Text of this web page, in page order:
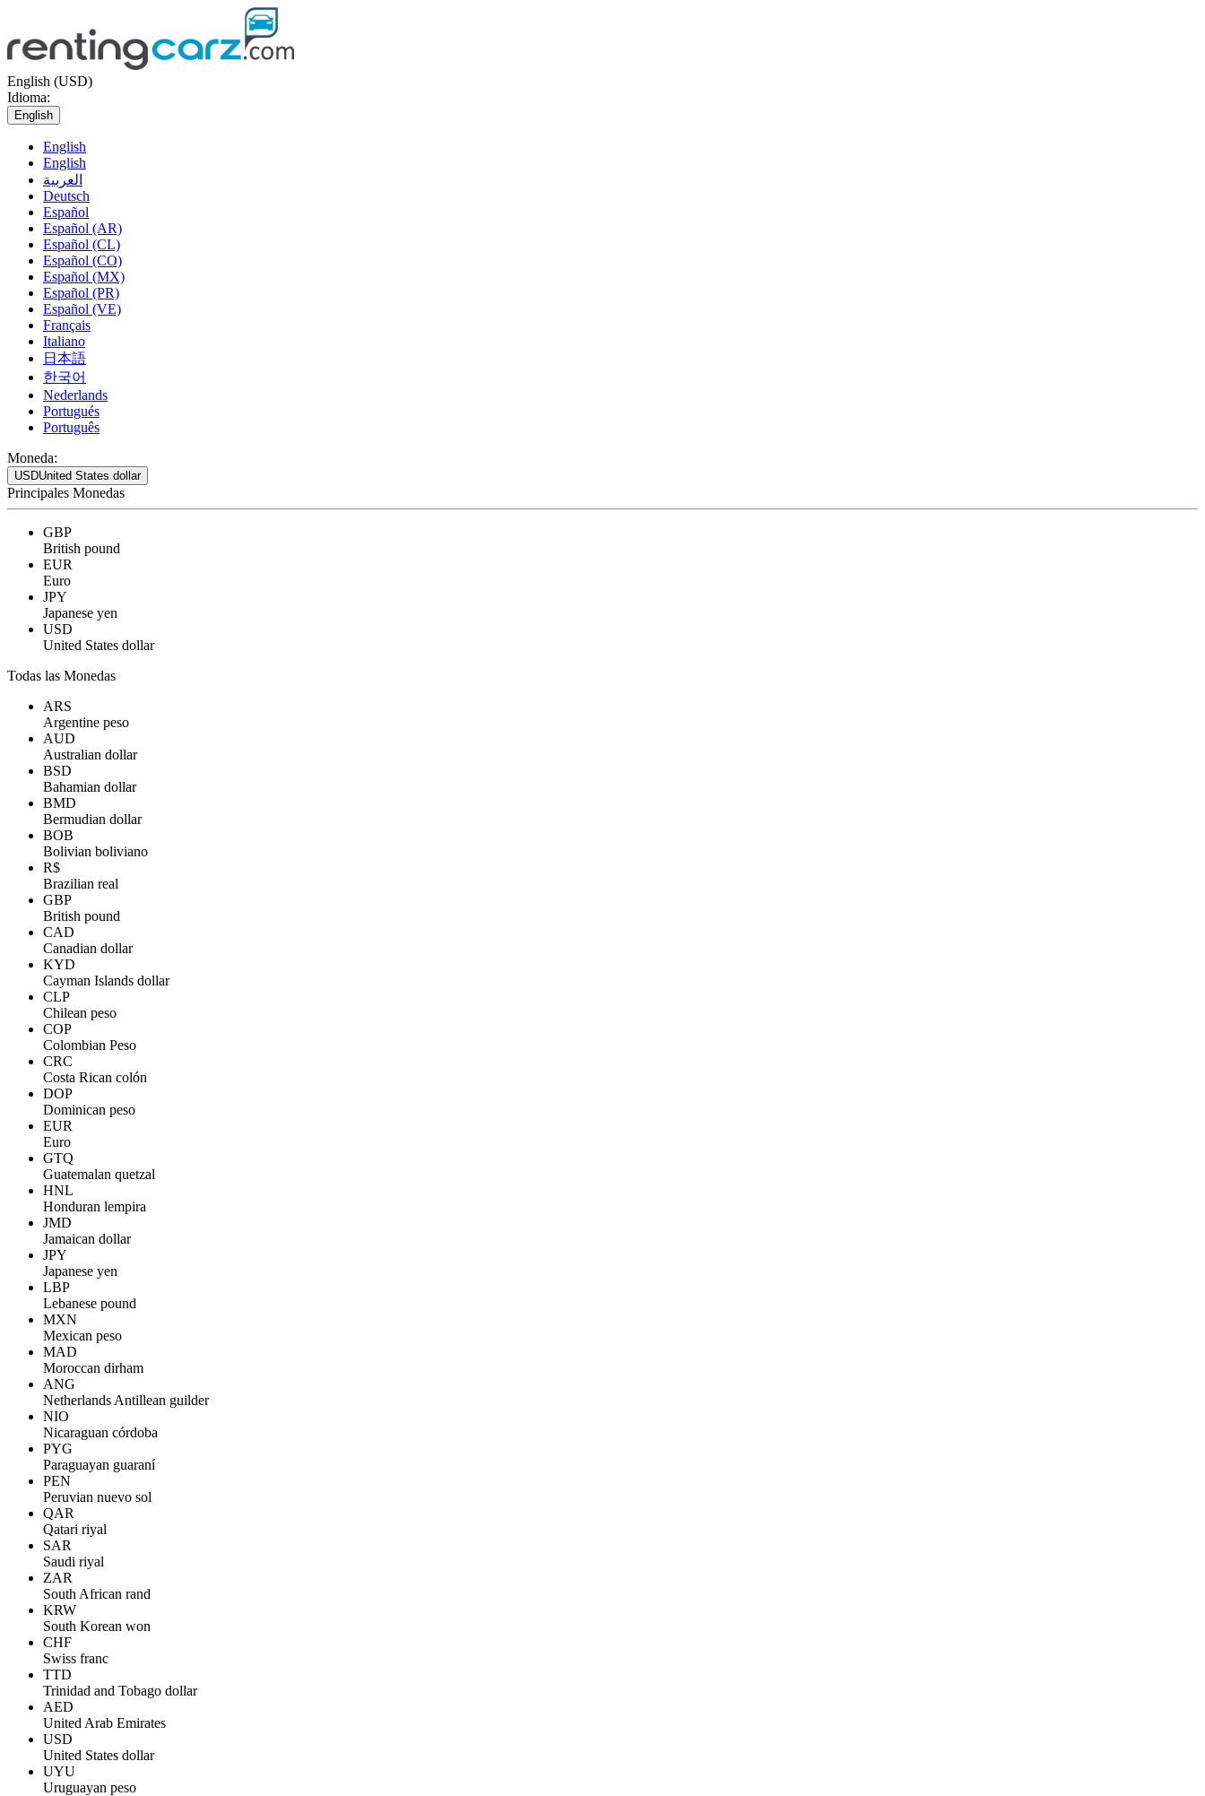
English (USD)
Idioma:
English
English
English
العربية
Deutsch
Español
Español (AR)
Español (CL)
Español (CO)
Español (MX)
Español (PR)
Español (VE)
Français
Italiano
日本語
한국어
Nederlands
Portugués
Português
Moneda:
USDUnited States dollar
Principales Monedas
GBP
British pound
EUR
Euro
JPY
Japanese yen
USD
United States dollar
Todas las Monedas
ARS
Argentine peso
AUD
Australian dollar
BSD
Bahamian dollar
BMD
Bermudian dollar
BOB
Bolivian boliviano
R$
Brazilian real
GBP
British pound
CAD
Canadian dollar
KYD
Cayman Islands dollar
CLP
Chilean peso
COP
Colombian Peso
CRC
Costa Rican colón
DOP
Dominican peso
EUR
Euro
GTQ
Guatemalan quetzal
HNL
Honduran lempira
JMD
Jamaican dollar
JPY
Japanese yen
LBP
Lebanese pound
MXN
Mexican peso
MAD
Moroccan dirham
ANG
Netherlands Antillean guilder
NIO
Nicaraguan córdoba
PYG
Paraguayan guaraní
PEN
Peruvian nuevo sol
QAR
Qatari riyal
SAR
Saudi riyal
ZAR
South African rand
KRW
South Korean won
CHF
Swiss franc
TTD
Trinidad and Tobago dollar
AED
United Arab Emirates
USD
United States dollar
UYU
Uruguayan peso